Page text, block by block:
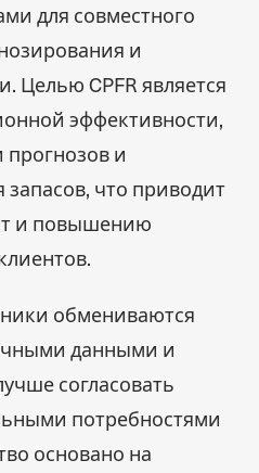
для совместного
и
Целью CPFR является
эффективности,
и
что приводит
и повышению
обмениваются
данными и
согласовать
потребностями
основано на